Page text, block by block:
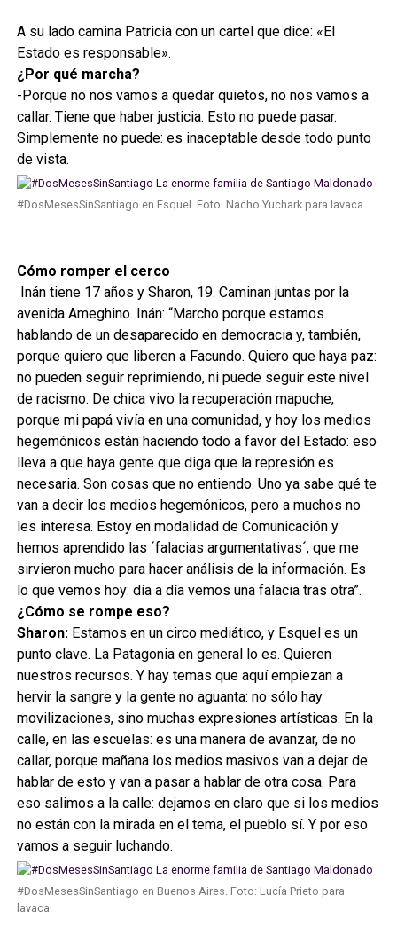
A su lado camina Patricia con un cartel que dice: «El
Estado es responsable».
¿Por qué marcha?
-Porque no nos vamos a quedar quietos, no nos vamos a
callar. Tiene que haber justicia. Esto no puede pasar.
Simplemente no puede: es inaceptable desde todo punto
de vista.
#DosMesesSinSantiago en Esquel. Foto: Nacho Yuchark para lavaca
Cómo romper el cerco
Inán tiene 17 años y Sharon, 19. Caminan juntas por la
avenida Ameghino. Inán: “Marcho porque estamos
hablando de un desaparecido en democracia y, también,
porque quiero que liberen a Facundo. Quiero que haya paz:
no pueden seguir reprimiendo, ni puede seguir este nivel
de racismo. De chica vivo la recuperación mapuche,
porque mi papá vivía en una comunidad, y hoy los medios
hegemónicos están haciendo todo a favor del Estado: eso
lleva a que haya gente que diga que la represión es
necesaria. Son cosas que no entiendo. Uno ya sabe qué te
van a decir los medios hegemónicos, pero a muchos no
les interesa. Estoy en modalidad de Comunicación y
hemos aprendido las ´falacias argumentativas´, que me
sirvieron mucho para hacer análisis de la información. Es
lo que vemos hoy: día a día vemos una falacia tras otra”.
¿Cómo se rompe eso?
Sharon: Estamos en un circo mediático, y Esquel es un
punto clave. La Patagonia en general lo es. Quieren
nuestros recursos. Y hay temas que aquí empiezan a
hervir la sangre y la gente no aguanta: no sólo hay
movilizaciones, sino muchas expresiones artísticas. En la
calle, en las escuelas: es una manera de avanzar, de no
callar, porque mañana los medios masivos van a dejar de
hablar de esto y van a pasar a hablar de otra cosa. Para
eso salimos a la calle: dejamos en claro que si los medios
no están con la mirada en el tema, el pueblo sí. Y por eso
vamos a seguir luchando.
#DosMesesSinSantiago en Buenos Aires. Foto: Lucía Prieto para
lavaca.